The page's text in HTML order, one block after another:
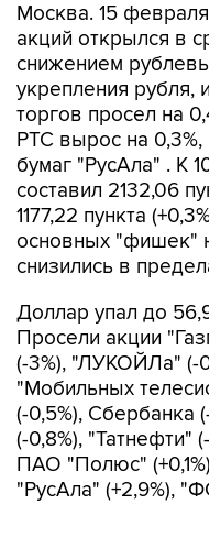
Москва. 15
акций открылся в
снижением
укрепления рубля,
торгов просел на
РТС вырос на
бумаг "РусАла" . К
составил 2132,06
1177,22 пункта
основных "фишек"
снизились в
Доллар упал до
Просели акции
(-3%), "ЛУКОЙЛа" (-
"Мобильных
(-0,5%), Сбербанка
(-0,8%), "Татнефти"
ПАО "Полюс"
"РусАла" (+2,9%),